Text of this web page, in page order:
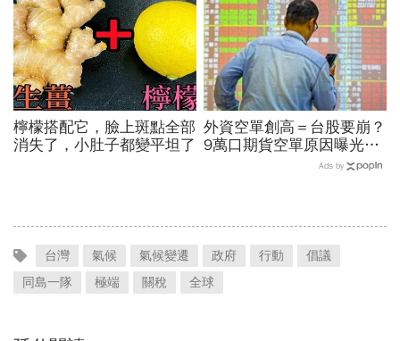
檸檬搭配它，臉上斑點全部
消失了，小肚子都變平坦了
外資空單創高＝台股要崩？
9萬口期貨空單原因曝光！
華邦電、南亞科...老手喊
Ads by
台灣 氣候 氣候變遷 政府 行動
倡議
同島一隊
極端 關稅 全球